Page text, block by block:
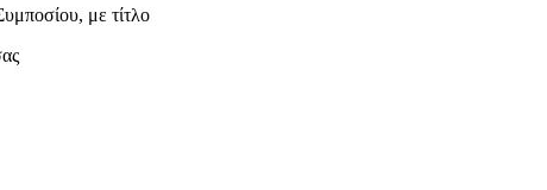
με τίτλο